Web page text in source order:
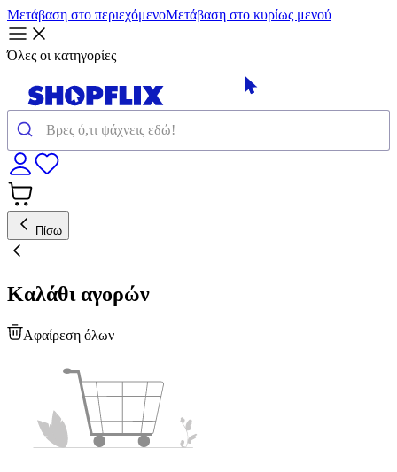
Μετάβαση στο περιεχόμενοΜετάβαση στο κυρίως μενού
Όλες οι κατηγορίες
Πίσω
Καλάθι αγορών
Αφαίρεση όλων